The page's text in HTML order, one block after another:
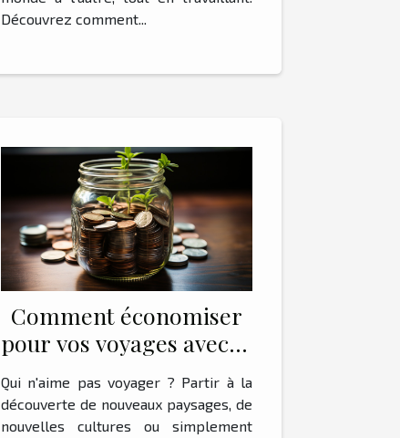
Découvrez comment...
Comment économiser
pour vos voyages avec le
concept de cagnotte
Qui n'aime pas voyager ? Partir à la
découverte de nouveaux paysages, de
nouvelles cultures ou simplement